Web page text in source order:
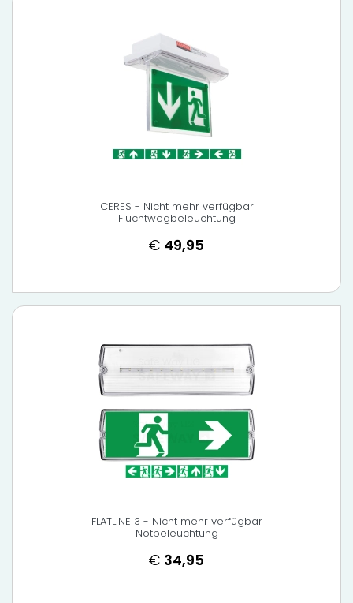
CERES - Nicht mehr verfügbar
Fluchtwegbeleuchtung
€ 49,95
FLATLINE 3 - Nicht mehr verfügbar
Notbeleuchtung
€ 34,95